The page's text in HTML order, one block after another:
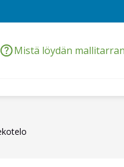
Mistä löydän